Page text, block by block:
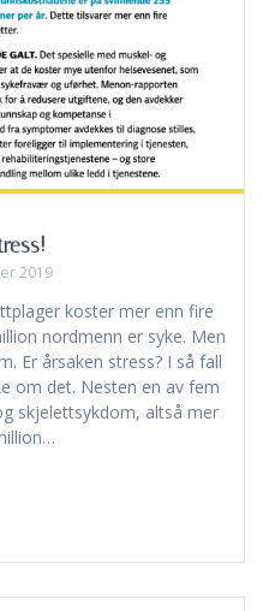
2019
koster mer enn fire
nordmenn er syke. Men
Er årsaken stress? I så fall
om det. Nesten en av fem
skjelettsykdom, altså mer